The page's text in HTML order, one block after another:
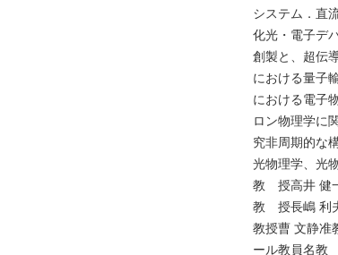
システム．直
化光・電子デ
創製と、超伝
における量子
における電子
ロン物理学に
究非周期的な
光物理学、光
教 授高井 健
教 授長嶋 利
教授曹 文静准
ール教員名